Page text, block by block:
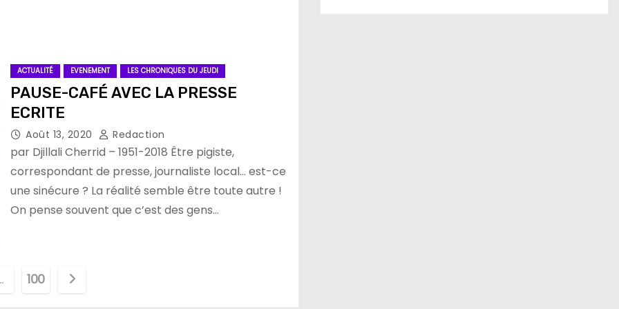
ACTUALITÉ EVENEMENT LES CHRONIQUES DU JEUDI
PAUSE-CAFÉ AVEC LA PRESSE
ECRITE
Août 13, 2020 Redaction
par Djillali Cherrid – 1951-2018 Être pigiste,
correspondant de presse, journaliste local… est-ce
une sinécure ? La réalité semble être toute autre !
On pense souvent que c’est des gens…
100